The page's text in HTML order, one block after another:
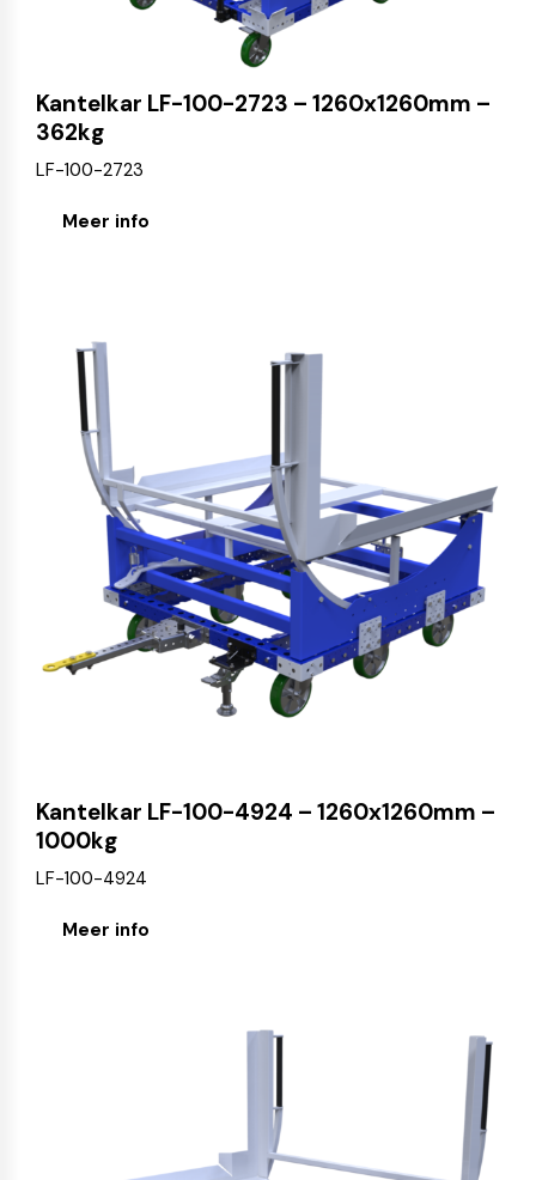
Kantelkar LF-100-2723 – 1260x1260mm –
362kg
LF-100-2723
Meer info
Kantelkar LF-100-4924 – 1260x1260mm –
1000kg
LF-100-4924
Meer info